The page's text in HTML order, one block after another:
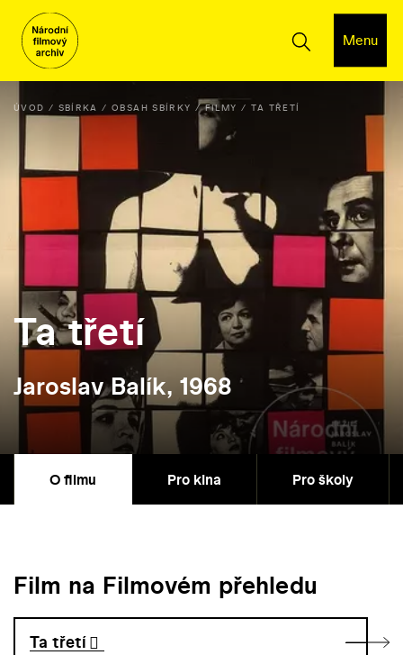
Menu
ÚVOD SBÍRKA OBSAH SBÍRKY FILMY TA TŘETÍ
Ta třetí
Jaroslav Balík, 1968
O filmu Pro kina Pro školy
Film na Filmovém přehledu
Ta třetí